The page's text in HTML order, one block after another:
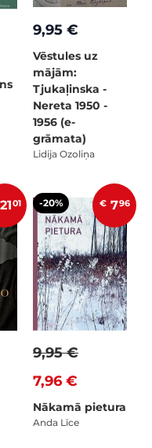
9,95 €
Vēstules uz
mājām:
Tjukaļinska -
Nereta 1950 -
1956 (e-
grāmata)
Lidija Ozoliņa
2101 -20% € 796
7,96 €
9,95 €
Nākamā pietura
Anda Līce